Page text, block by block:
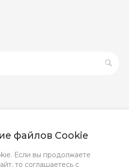
файлов Cookie
Если вы продолжаете
то соглашаетесь с
и ни при каких условиях не
Статьи 437 (2) ГК РФ.